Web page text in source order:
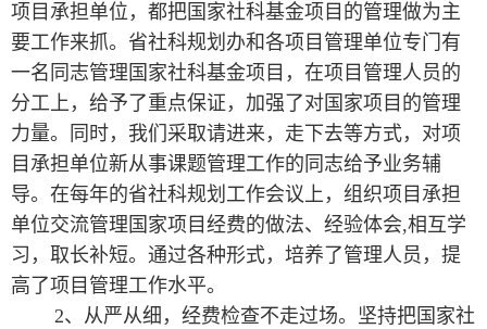
项目承担单位，都把国家社科基金项目的管理做为主
要工作来抓。省社科规划办和各项目管理单位专门有
一名同志管理国家社科基金项目，在项目管理人员的
分工上，给予了重点保证，加强了对国家项目的管理
力量。同时，我们采取请进来，走下去等方式，对项
目承担单位新从事课题管理工作的同志给予业务辅
导。在每年的省社科规划工作会议上，组织项目承担
单位交流管理国家项目经费的做法、经验体会,相互学
习，取长补短。通过各种形式，培养了管理人员，提
高了项目管理工作水平。
2、从严从细，经费检查不走过场。坚持把国家社